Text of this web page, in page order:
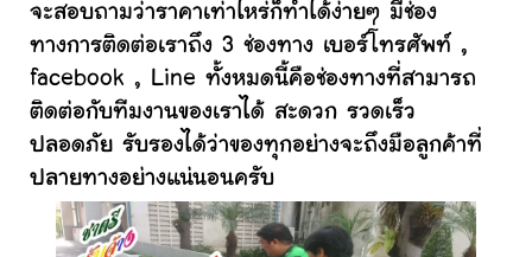
จะสอบถามว่าราคาเท่าไหร่ก็ทำได้ง่ายๆ มีช่อง
ทางการติดต่อเราถึง 3 ช่องทาง เบอร์โทรศัพท์ ,
facebook , Line ทั้งหมดนี้คือช่องทางที่สามารถ
ติดต่อกับทีมงานของเราได้ สะดวก รวดเร็ว
ปลอดภัย รับรองได้ว่าของทุกอย่างจะถึงมือลูกค้าที่
ปลายทางอย่างแน่นอนครับ